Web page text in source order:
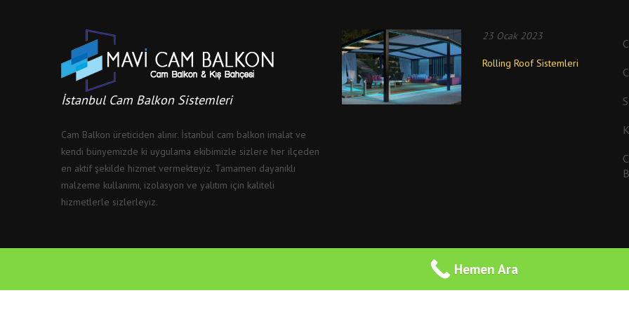
İstanbul Cam Balkon Sistemleri
Cam Balkon üreticiden alınır. İstanbul cam balkon imalat ve
kendi bünyemizde ki uygulama ekibimizle sizlere her ilçeden
en aktif şekilde hizmet vermekteyiz. Tamamen dayanıklı
malzeme kullanımı, izolasyon ve yalıtım için kaliteli
hizmetlerle sizlerleyiz.
23 Ocak 2023
Rolling Roof Sistemleri
Hemen Ara